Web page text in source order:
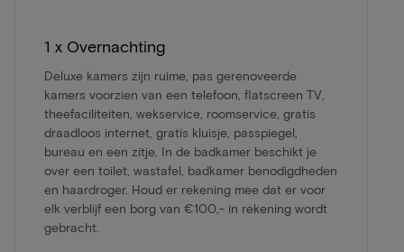
1 x Overnachting
Deluxe kamers zijn ruime, pas gerenoveerde
kamers voorzien van een telefoon, flatscreen TV,
theefaciliteiten, wekservice, roomservice, gratis
draadloos internet, gratis kluisje, passpiegel,
bureau en een zitje. In de badkamer beschikt je
over een toilet, wastafel, badkamer benodigdheden
en haardroger. Houd er rekening mee dat er voor
elk verblijf een borg van €100,- in rekening wordt
gebracht.